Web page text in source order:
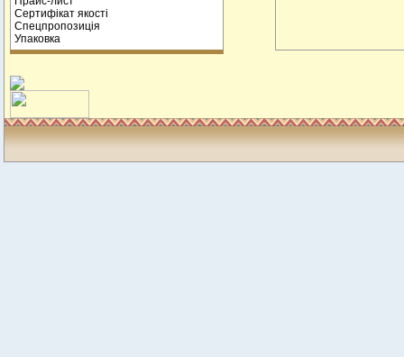
Сертифікат якості
Спецпропозиція
Упаковка